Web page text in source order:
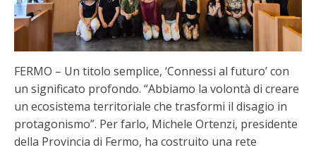
FERMO – Un titolo semplice, ‘Connessi al futuro’ con
un significato profondo. “Abbiamo la volontà di creare
un ecosistema territoriale che trasformi il disagio in
protagonismo”. Per farlo, Michele Ortenzi, presidente
della Provincia di Fermo, ha costruito una rete